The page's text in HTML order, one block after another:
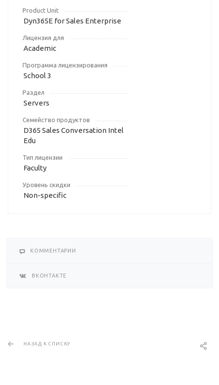
Product Unit
Dyn365E for Sales Enterprise
Лицензия для
Academic
Программа лицензирования
School 3
Раздел
Servers
Семейство продуктов
D365 Sales Conversation Intel
Edu
Тип лицензии
Faculty
Уровень скидки
Non-specific
КОММЕНТАРИИ
ВКОНТАКТЕ
НАЗАД К СПИСКУ